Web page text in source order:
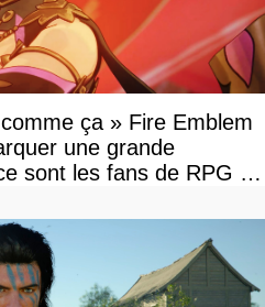
ça » Fire Emblem
une grande
sont les fans de RPG en